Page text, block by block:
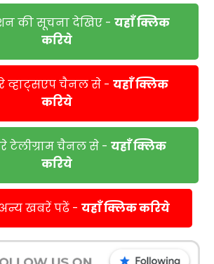
की सूचना देखिए - यहाँ क्लिक
करिये
व्हाट्सएप चैनल से - यहाँ क्लिक
करिये
टेलीग्राम चैनल से - यहाँ क्लिक
करिये
खबरें पढें - यहाँ क्लिक करिये